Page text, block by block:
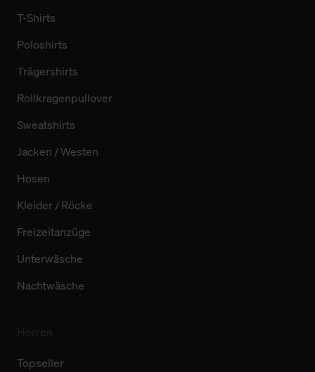
T-Shirts
Poloshirts
Trägershirts
Rollkragenpullover
Sweatshirts
Jacken / Westen
Hosen
Kleider / Röcke
Freizeitanzüge
Unterwäsche
Nachtwäsche
Topseller